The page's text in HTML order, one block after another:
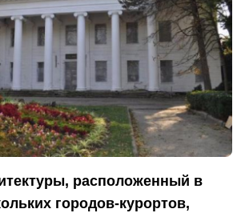
расположенный в
городов-курортов,